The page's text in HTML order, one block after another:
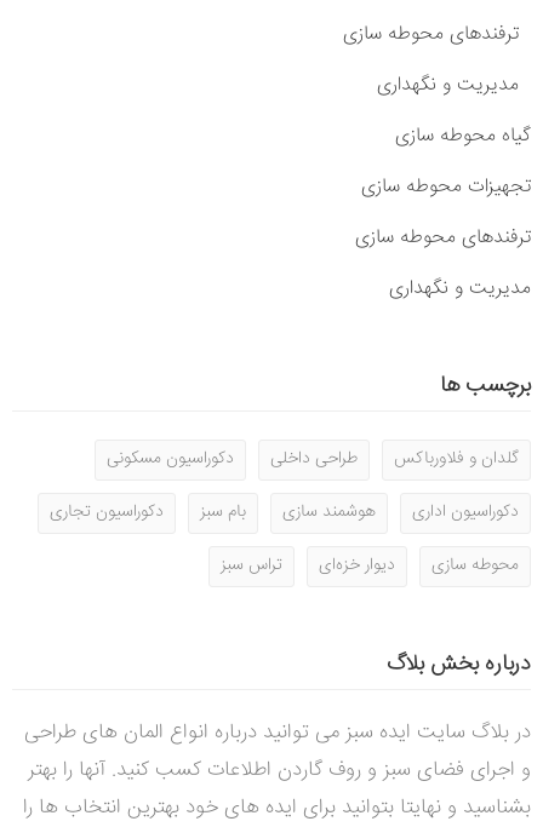
ترفندهای محوطه سازی
مدیریت و نگهداری
گیاه محوطه سازی
تجهیزات محوطه سازی
ترفندهای محوطه سازی
مدیریت و نگهداری
برچسب ها
گلدان و فلاورباکس طراحی داخلی
دکوراسیون مسکونی
دکوراسیون اداری
هوشمند سازی بام سبز
دکوراسیون تجاری
محوطه سازی
دیوار خزه‌ای تراس سبز
درباره بخش بلاگ
در بلاگ سایت ایده سبز می توانید درباره انواع المان های طراحی
و اجرای فضای سبز و روف گاردن اطلاعات کسب کنید. آنها را بهتر
بشناسید و نهایتا بتوانید برای ایده های خود بهترین انتخاب ها را